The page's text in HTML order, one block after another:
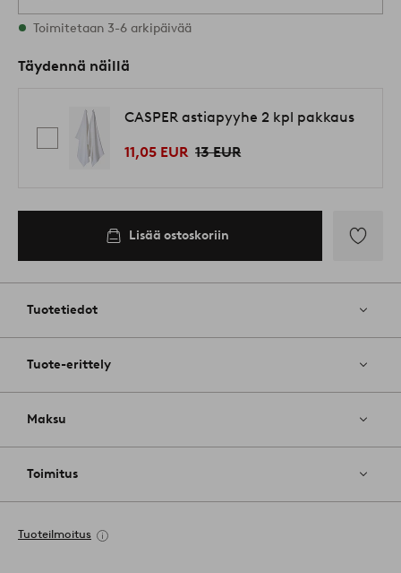
Varastossa
Toimitetaan 3-6 arkipäivää
Täydennä näillä
CASPER astiapyyhe 2 kpl pakkaus
11,05 EUR 13 EUR
Lisää ostoskoriin
Tuotetiedot
Tuote-erittely
Maksu
Toimitus
Tuoteilmoitus